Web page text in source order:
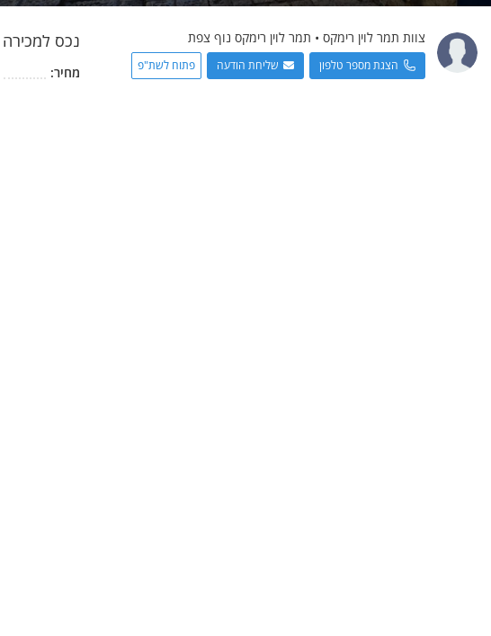
צוות תמר לוין רימקס • תמר לוין רימקס נוף צפת
הצגת מספר טלפון שליחת הודעה פתוח לשת"פ
נכס למכירה
מחיר: